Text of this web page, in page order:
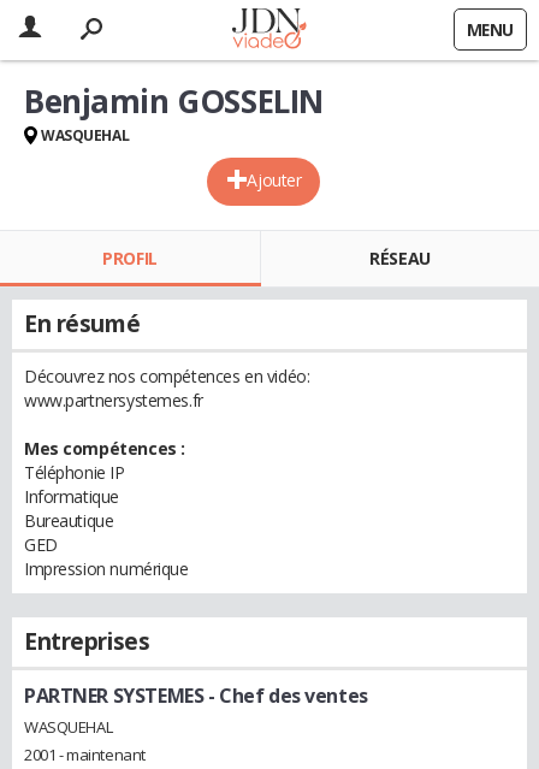
MENU
Ajouter
Benjamin GOSSELIN
WASQUEHAL
PROFIL RÉSEAU
En résumé
Découvrez nos compétences en vidéo:
www.partnersystemes.fr
Mes compétences :
Téléphonie IP
Informatique
Bureautique
GED
Impression numérique
Entreprises
PARTNER SYSTEMES- Chef des ventes
WASQUEHAL
2001 - maintenant